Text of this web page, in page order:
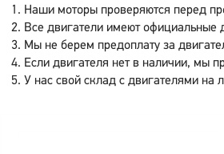
Наши моторы проверяются перед
Все двигатели имеют официальные
Мы не берем предоплату за
Если двигателя нет в наличии, мы
У нас свой склад с двигателями на